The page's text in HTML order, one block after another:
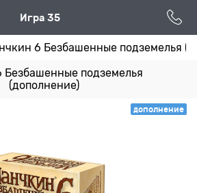
Игра 35
6 Безбашенные подземелья
Безбашенные подземелья
(дополнение)
дополнение